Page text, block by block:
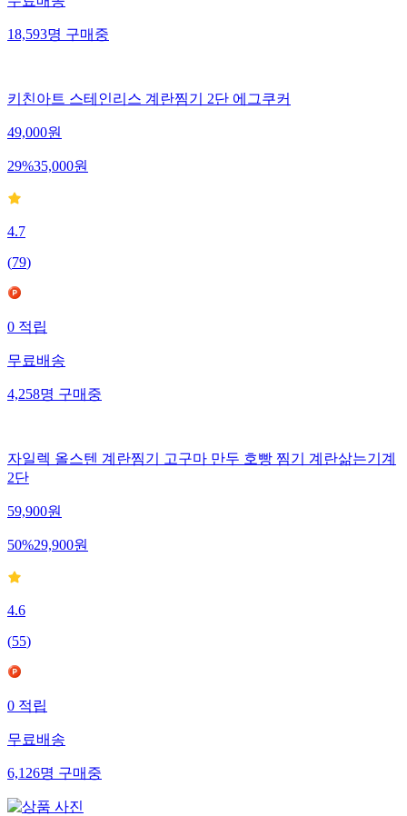
18,593명 구매중
키친아트 스테인리스 계란찜기 2단 에그쿠커
49,000원
29%35,000원
4.7
(79)
0적립
무료배송
4,258명구매중
자일렉 올스텐 계란찜기 고구마 만두 호빵 찜기 계란삶는기계
2단
59,900원
50%29,900원
4.6
(55)
0적립
무료배송
6,126명구매중